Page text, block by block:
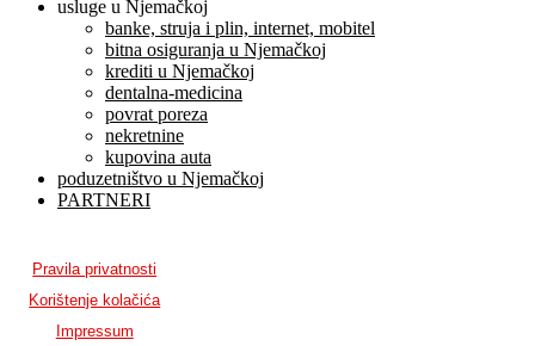
usluge u Njemačkoj
banke, struja i plin, internet, mobitel
bitna osiguranja u Njemačkoj
krediti u Njemačkoj
dentalna-medicina
povrat poreza
nekretnine
kupovina auta
poduzetništvo u Njemačkoj
PARTNERI
Pravila privatnosti
Korištenje kolačića
Impressum